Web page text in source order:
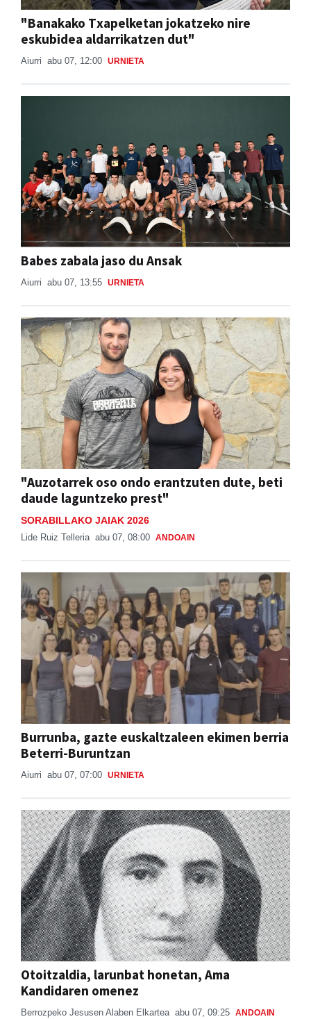
"Banakako Txapelketan jokatzeko nire
eskubidea aldarrikatzen dut"
Aiurri abu 07, 12:00 URNIETA
Babes zabala jaso du Ansak
Aiurri abu 07, 13:55 URNIETA
"Auzotarrek oso ondo erantzuten dute, beti
daude laguntzeko prest"
SORABILLAKO JAIAK 2026
Lide Ruiz Telleria abu 07, 08:00 ANDOAIN
Burrunba, gazte euskaltzaleen ekimen berria
Beterri-Buruntzan
Aiurri abu 07, 07:00 URNIETA
Otoitzaldia, larunbat honetan, Ama
Kandidaren omenez
Berrozpeko Jesusen Alaben Elkartea abu 07, 09:25 ANDOAIN